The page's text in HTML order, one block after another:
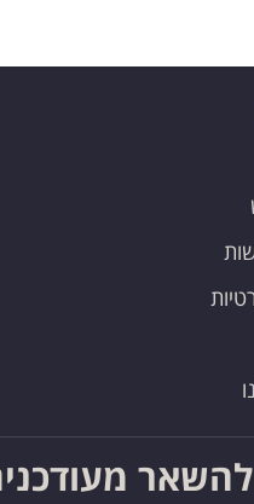
להשאר